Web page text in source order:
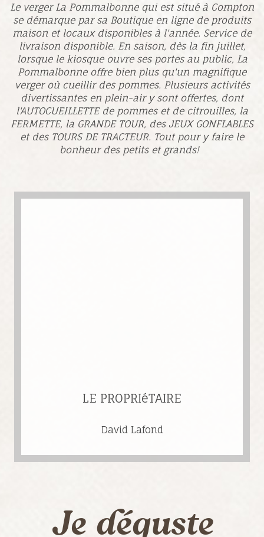
Le verger La Pommalbonne qui est situé à Compton
se démarque par sa Boutique en ligne de produits
maison et locaux disponibles à l'année. Service de
livraison disponible. En saison, dès la fin juillet,
lorsque le kiosque ouvre ses portes au public, La
Pommalbonne offre bien plus qu'un magnifique
verger où cueillir des pommes. Plusieurs activités
divertissantes en plein-air y sont offertes, dont
l'AUTOCUEILLETTE de pommes et de citrouilles, la
FERMETTE, la GRANDE TOUR, des JEUX GONFLABLES
et des TOURS DE TRACTEUR. Tout pour y faire le
bonheur des petits et grands!
LE PROPRIéTAIRE
David Lafond
Je déguste